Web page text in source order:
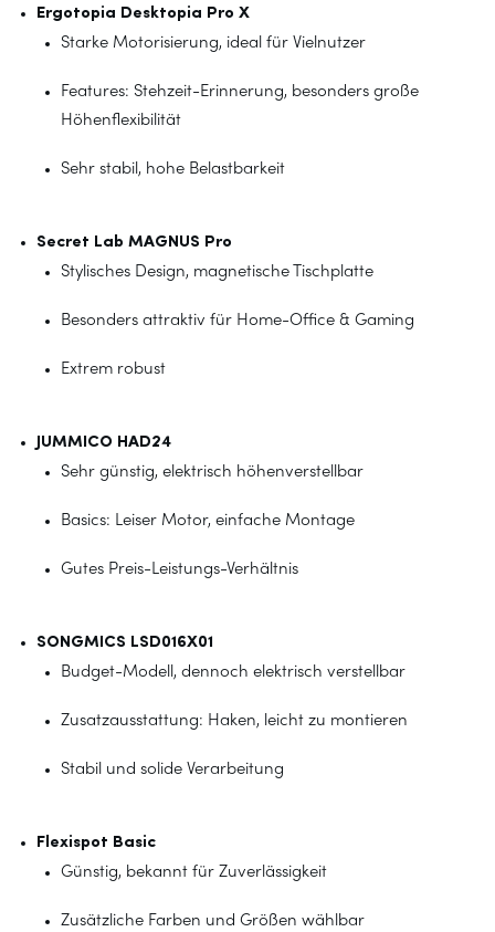
Ergotopia Desktopia Pro X
Starke Motorisierung, ideal für Vielnutzer
Features: Stehzeit-Erinnerung, besonders große
Höhenflexibilität
Sehr stabil, hohe Belastbarkeit
Secret Lab MAGNUS Pro
Stylisches Design, magnetische Tischplatte
Besonders attraktiv für Home-Office & Gaming
Extrem robust
JUMMICO HAD24
Sehr günstig, elektrisch höhenverstellbar
Basics: Leiser Motor, einfache Montage
Gutes Preis-Leistungs-Verhältnis
SONGMICS LSD016X01
Budget-Modell, dennoch elektrisch verstellbar
Zusatzausstattung: Haken, leicht zu montieren
Stabil und solide Verarbeitung
Flexispot Basic
Günstig, bekannt für Zuverlässigkeit
Zusätzliche Farben und Größen wählbar